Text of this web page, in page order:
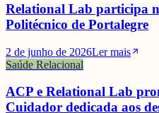
Relational Lab participa
Politécnico de Portalegre
2 de junho de 2026Ler mais
Saúde Relacional
ACP e Relational Lab
Cuidador dedicada aos